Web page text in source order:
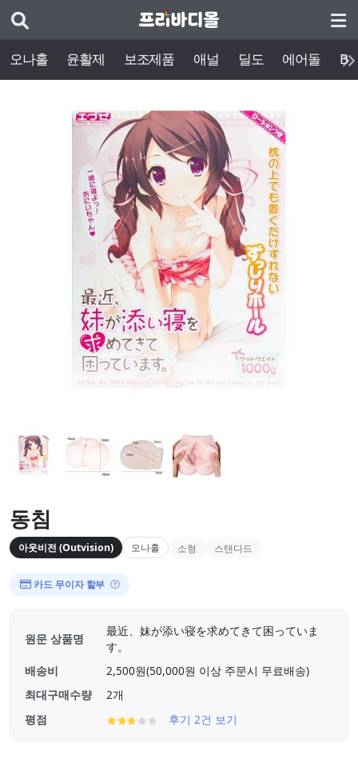
오나홀 윤활제 보조제품 애널 딜도 에어돌
동침
아웃비전 (Outvision) 오나홀 소형 스탠다드
카드 무이자 할부
원문 상품명
最近、妹が添い寝を求めてきて困っていま
す。
배송비
2,500원(50,000원 이상 주문시 무료배송)
최대구매수량
2개
평점
후기 2건 보기